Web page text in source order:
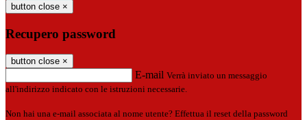
button close ×
Recupero password
button close ×
E-mail Verrà inviato un messaggio
all'indirizzo indicato con le istruzioni necessarie.
Non hai una e-mail associata al nome utente? Effettua il reset della password